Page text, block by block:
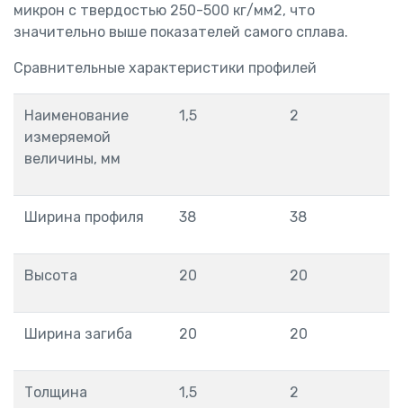
микрон с твердостью 250-500 кг/мм2, что
значительно выше показателей самого сплава.
Сравнительные характеристики профилей
Наименование
измеряемой
величины, мм
1,5 2
Ширина профиля 38 38
Высота 20 20
Ширина загиба 20 20
Толщина 1,5 2